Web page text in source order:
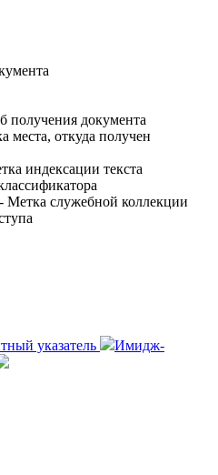
получения документа
места, откуда получен
индексации текста
- Метка служебной коллекции
указатель
Имидж-